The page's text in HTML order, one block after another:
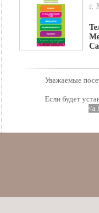
г.
Уважаемые
Если будет
<a